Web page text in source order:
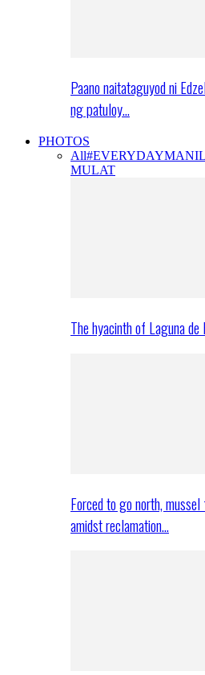
Paano naitataguyod ni
ng patuloy…
PHOTOS
All
MULAT
The hyacinth of Laguna de
Forced to go north,
amidst reclamation…